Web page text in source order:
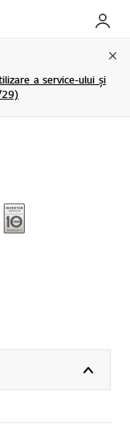
My LG
a service-ului și